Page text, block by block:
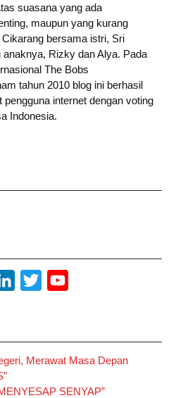
suasana yang ada
maupun yang kurang
bersama istri, Sri
Rizky dan Alya. Pada
The Bobs
tahun 2010 blog ini berhasil
internet dengan voting
Indonesia.
k
e
d
t
t
e
T
u
b
Merawat Masa Depan
SENYAP”